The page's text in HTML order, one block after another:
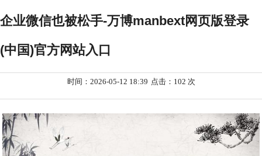
企业微信也被松手-万博manbext网页版登录
(中国)官方网站入口
时间：2026-05-12 18:39 点击：102 次